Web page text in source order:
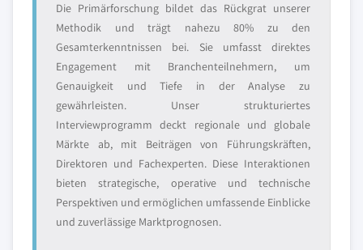
Die Primärforschung bildet das Rückgrat unserer
Methodik und trägt nahezu 80% zu den
Gesamterkenntnissen bei. Sie umfasst direktes
Engagement mit Branchenteilnehmern, um
Genauigkeit und Tiefe in der Analyse zu
gewährleisten. Unser strukturiertes
Interviewprogramm deckt regionale und globale
Märkte ab, mit Beiträgen von Führungskräften,
Direktoren und Fachexperten. Diese Interaktionen
bieten strategische, operative und technische
Perspektiven und ermöglichen umfassende Einblicke
und zuverlässige Marktprognosen.